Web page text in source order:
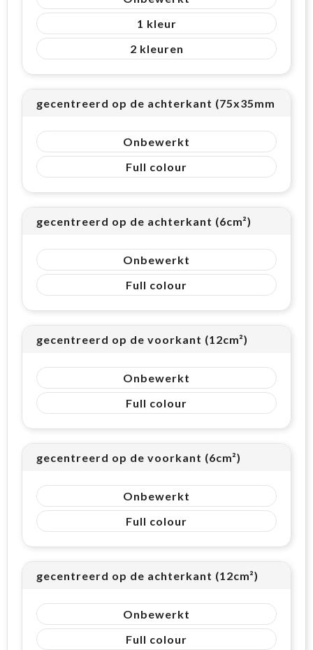
1
2
gecentreerd op de achterkant (75x35mm
Onbewerkt
Full colour
gecentreerd op de achterkant (6cm²)
Onbewerkt
Full colour
gecentreerd op de voorkant (12cm²)
Onbewerkt
Full colour
gecentreerd op de voorkant (6cm²)
Onbewerkt
Full colour
gecentreerd op de achterkant (12cm²)
Onbewerkt
Full colour